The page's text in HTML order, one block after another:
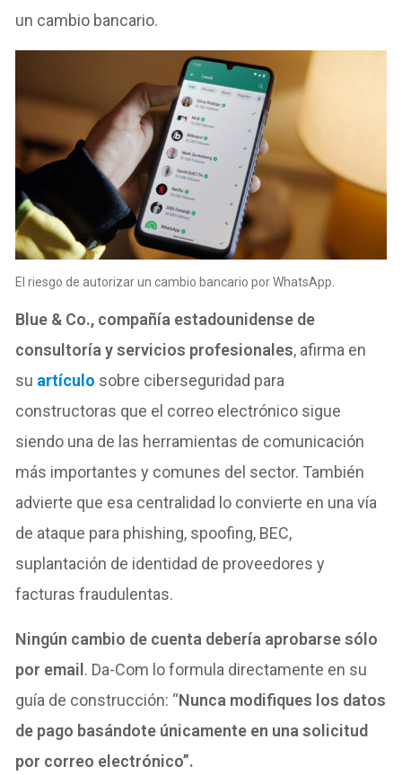
un cambio bancario.
El riesgo de autorizar un cambio bancario por WhatsApp.
Blue & Co., compañía estadounidense de
consultoría y servicios profesionales, afirma en
su artículo sobre ciberseguridad para
constructoras que el correo electrónico sigue
siendo una de las herramientas de comunicación
más importantes y comunes del sector. También
advierte que esa centralidad lo convierte en una vía
de ataque para phishing, spoofing, BEC,
suplantación de identidad de proveedores y
facturas fraudulentas.
Ningún cambio de cuenta debería aprobarse sólo
por email . Da-Com lo formula directamente en su
guía de construcción: “Nunca modifiques los datos
de pago basándote únicamente en una solicitud
por correo electrónico”.